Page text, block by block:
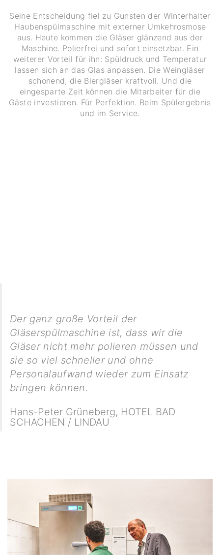
Seine Entscheidung fiel zu Gunsten der Winterhalter
Haubenspülmaschine mit externer Umkehrosmose
aus. Heute kommen die Gläser glänzend aus der
Maschine. Polierfrei und sofort einsetzbar. Ein
weiterer Vorteil für ihn: Spüldruck und Temperatur
lassen sich an das Glas anpassen. Die Weingläser
schonend, die Biergläser kraftvoll. Und die
eingesparte Zeit können die Mitarbeiter für die
Gäste investieren. Für Perfektion. Beim Spülergebnis
und im Service.
Der ganz große Vorteil der
Gläserspülmaschine ist, dass wir die
Gläser nicht mehr polieren müssen und
sie so viel schneller und ohne
Personalaufwand wieder zum Einsatz
bringen können.
Hans-Peter Grüneberg, HOTEL BAD
SCHACHEN / LINDAU